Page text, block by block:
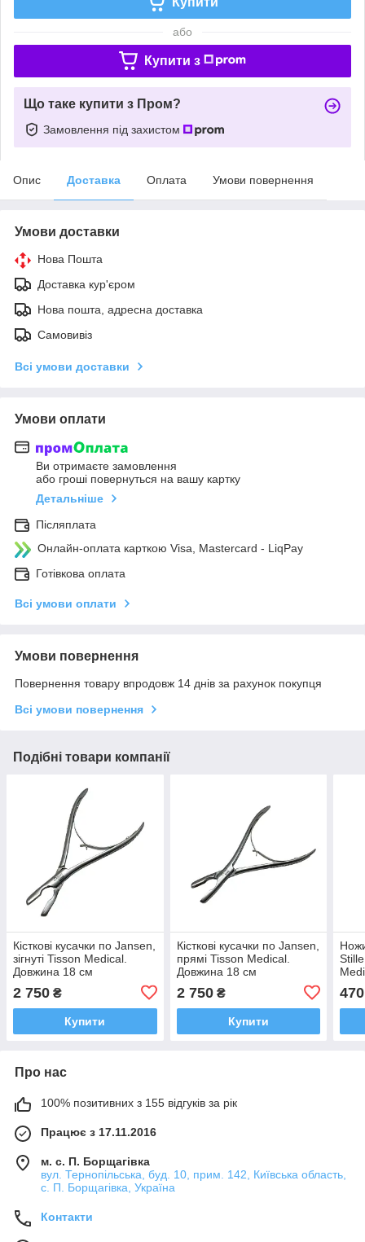
або
Купити з
Що таке купити з Пром?
Замовлення під захистом
Опис Доставка Оплата Умови повернення
Умови доставки
Нова Пошта
Доставка кур'єром
Нова пошта, адресна доставка
Самовивіз
Всі умови доставки
Умови оплати
Ви отримаєте замовлення
або гроші повернуться на вашу картку
Детальніше
Післяплата
Онлайн-оплата карткою Visa, Mastercard - LiqPay
Готівкова оплата
Всі умови оплати
Умови повернення
Повернення товару впродовж 14 днів за рахунок покупця
Всі умови повернення
Подібні товари компанії
Кісткові кусачки по Jansen,
зігнуті Tisson Medical.
Довжина 18 см
2 750 ₴
Купити
Кісткові кусачки по Jansen,
прямі Tisson Medical.
Довжина 18 см
2 750₴
Купити
470
Про нас
100% позитивних з 155 відгуків за рік
Працює з 17.11.2016
м. с. П. Борщагівка
вул. Тернопільська, буд. 10, прим. 142, Київська область,
с. П. Борщагівка, Україна
Контакти